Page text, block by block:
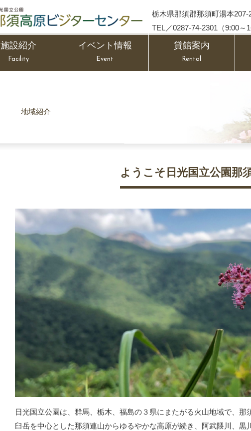
栃木県那須郡那須町湯本207-
TEL／0287-74-2301（9:00～
施設紹介
Facility
イベント情報
Event
貸館案内
Rental
地域紹介
ようこそ日光国立公園那
日光国立公園は、群馬、栃木、福島の３県にまたがる火山地域で、
臼岳を中心とした那須連山からゆるやかな高原が続き、阿武隈川、